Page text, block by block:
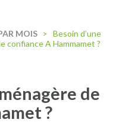
MOIS > Besoin d’une
confiance A Hammamet ?
de
?